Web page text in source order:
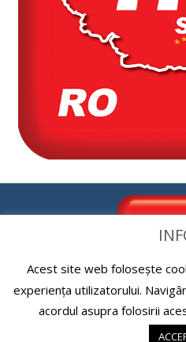
Acest site web folosește
experiența utilizatorului.
acordul asupra folosirii